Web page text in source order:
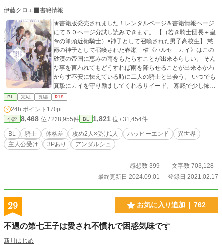
伊藤クロエ
書籍情報
★書籍版発売されました！レンタルページ＆書籍情報ページ
にて５０ページ分試し読みできます。 【（若き騎士団長＋皇
帝の筆頭近衛騎士）×神子として召喚された男子高校生】 慈
雨の神子として召喚された春瀬 櫂《ハルセ カイ》はこの
砂漠の帝国に恵みの雨をもたらすことが出来るらしい。 そん
な事を言われてもどうすれば雨を降らせることが出来るかわ
からず不安に怯えている時に二人の騎士と出会う。 いつでも
真摯にカイを守り励ましてくれるサイード。 寡黙で少し怖い
けれどなぜかひどく惹かれてしまうダルガート。 三人で力を
合わせて砂漠に雨を降らせるファンタジーＢＬです。 ※攻め
二人は「受けくんを幸せにしたい」同志で元々仲がいいの
で、二人が争ったり仲違いすることはありません。 三人が三
人ともお互いを大事に思ってる完全両想いハッピー３Ｐです
♡
BL 完結 長編 R18
24h.ポイント 170pt
小説 8,468 位 / 228,955件 BL 1,821 位 / 31,454件
BL 騎士 体格差 攻め2人×受け1人 ハッピーエンド
異世界
主人公受け
3Pあり アンダルシュ
感想数 399
文字数 703,128
最終更新日 2024.09.01
登録日 2021.02.17
29 お気に入り追加 762
不遇の第七王子は愛され不慣れで困惑気味です
新川はじめ